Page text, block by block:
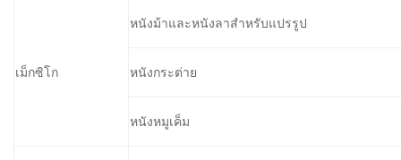
เม็กซิโก
หนังม้าและหนังลาสำหรับแปรรูป
หนังกระต่าย
หนังหมูเค็ม